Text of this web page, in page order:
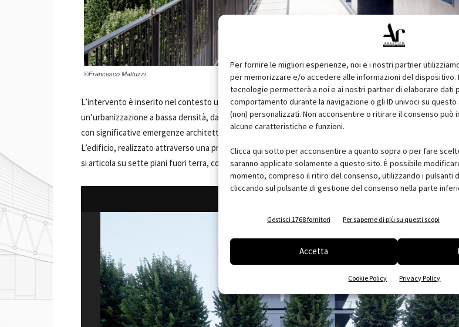
Per fornire le migliori esperienze, noi e i nostri partner
per memorizzare e/o accedere alle informazioni del dispositivo.
tecnologie permetterà a noi e ai nostri partner di elaborare dati
comportamento durante la navigazione o gli ID univoci su
(non) personalizzati. Non acconsentire o ritirare il consenso può
alcune caratteristiche e funzioni.
Clicca qui sotto per acconsentire a quanto sopra o per fare
saranno applicate solamente a questo sito. È possibile
momento, compreso il ritiro del consenso, utilizzando i pulsanti
cliccando sul pulsante di gestione del consenso nella parte
Gestisci 1768 fornitori Per saperne di più su questi scopi
Accetta
Cookie Policy Privacy Policy
©Francesco Mattuzzi
L’intervento è inserito nel contesto urbano del quartiere EUR a Roma, caratterizzato originariamente
un’urbanizzazione a bassa densità, da una forte assetto naturalistico e da un secondo livello di relazioni
con significative emergenze architettoniche.
L’edificio, realizzato attraverso una procedura di “demolizione e ricostruzione” e cambio di destinazione
si articola su sette piani fuori terra, con 12 alloggi suddivisi tra trilocali, quadrilocali e attico.